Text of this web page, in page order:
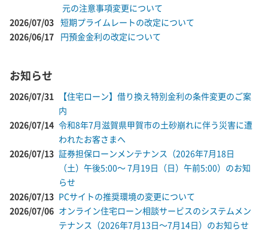
元の注意事項変更について
2026/07/03 短期プライムレートの改定について
2026/06/17 円預金金利の改定について
お知らせ
2026/07/31
【住宅ローン】借り換え特別金利の条件変更のご案
内
2026/07/14 令和8年7月滋賀県甲賀市の土砂崩れに伴う災害に遭
われたお客さまへ
2026/07/13 証券担保ローンメンテナンス（2026年7月18日
（土）午後5:00～ 7月19日（日）午前5:00）のお知
らせ
2026/07/13 PCサイトの推奨環境の変更について
2026/07/06 オンライン住宅ローン相談サービスのシステムメン
テナンス（2026年7月13日～7月14日）のお知らせ